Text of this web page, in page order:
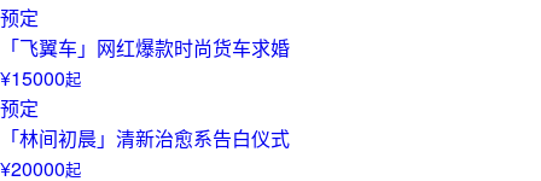
预定
「飞翼车」网红爆款时尚货车求婚
¥15000起
预定
「林间初晨」清新治愈系告白仪式
¥20000起